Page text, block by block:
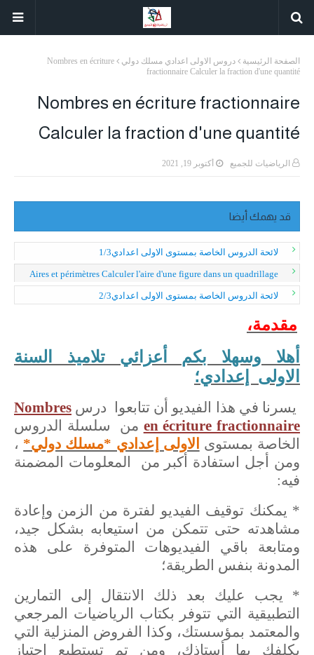
الصفحة الرئيسية دروس الاولى اعدادي مسلك دولي
Nombres en écriture
fractionnaire Calculer la fraction d'une quantité
Nombres en écriture fractionnaire
Calculer la fraction d'une quantité
الرياضيات للجميع أكتوبر 19, 2021
قد يهمك أيضا
لائحة الدروس الخاصة بمستوى الاولى اعدادي1/3
Aires et périmètres Calculer l'aire d'une figure dans un quadrillage
لائحة الدروس الخاصة بمستوى الاولى اعدادي2/3
مقدمة،
أهلا وسهلا بكم أعزائي تلاميذ السنة
الاولى إعدادي؛
يسرنا في هذا الفيديو أن تتابعوا درس Nombres
en écriture fractionnaire من سلسلة الدروس
الخاصة بمستوى الاولى إعدادي *مسلك دولي* ،
ومن أجل استفادة أكبر من المعلومات المضمنة
فيه:
* يمكنك توقيف الفيديو لفترة من الزمن وإعادة
مشاهدته حتى تتمكن من استيعابه بشكل جيد،
ومتابعة باقي الفيديوهات المتوفرة على هذه
المدونة بنفس الطريقة؛
* يجب عليك بعد ذلك الانتقال إلى التمارين
التطبيقية التي تتوفر بكتاب الرياضيات المرجعي
والمعتمد بمؤسستك، وكذا الفروض المنزلية التي
يكلفك بها أستاذك، ومن تم تستطيع اجتياز